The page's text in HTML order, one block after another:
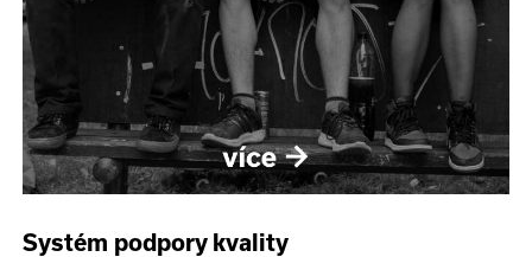
Systém podpory kvality